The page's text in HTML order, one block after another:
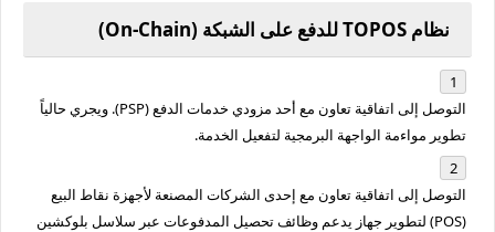
نظام TOPOS للدفع على الشبكة (On-Chain)
التوصل إلى اتفاقية تعاون مع أحد مزودي خدمات الدفع (PSP). ويجري حالياً
تطوير مواءمة الواجهة البرمجية لتفعيل الخدمة.
التوصل إلى اتفاقية تعاون مع إحدى الشركات المصنعة لأجهزة نقاط البيع
(POS) لتطوير جهاز يدعم وظائف تحصيل المدفوعات عبر سلاسل بلوكشين